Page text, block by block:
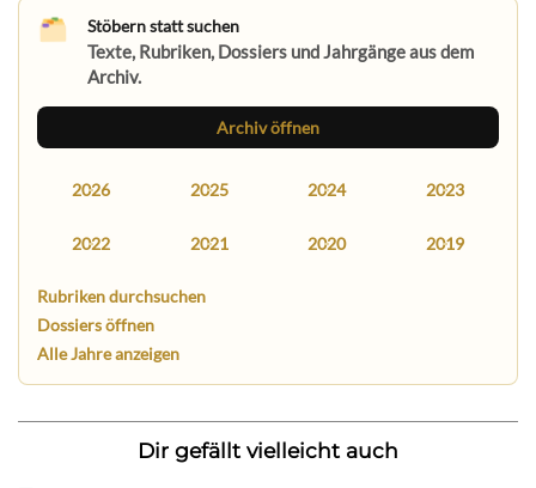
Stöbern statt suchen
Texte, Rubriken, Dossiers und Jahrgänge aus dem
Archiv.
Archiv öffnen
2026 2025 2024 2023
2022 2021 2020 2019
Rubriken durchsuchen
Dossiers öffnen
Alle Jahre anzeigen
Dir gefällt vielleicht auch